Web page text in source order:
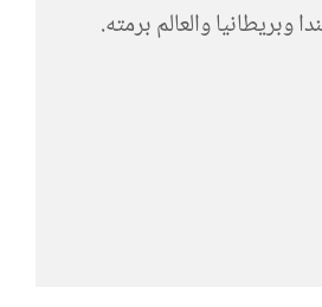
وبريطانيا والعالم برمته.